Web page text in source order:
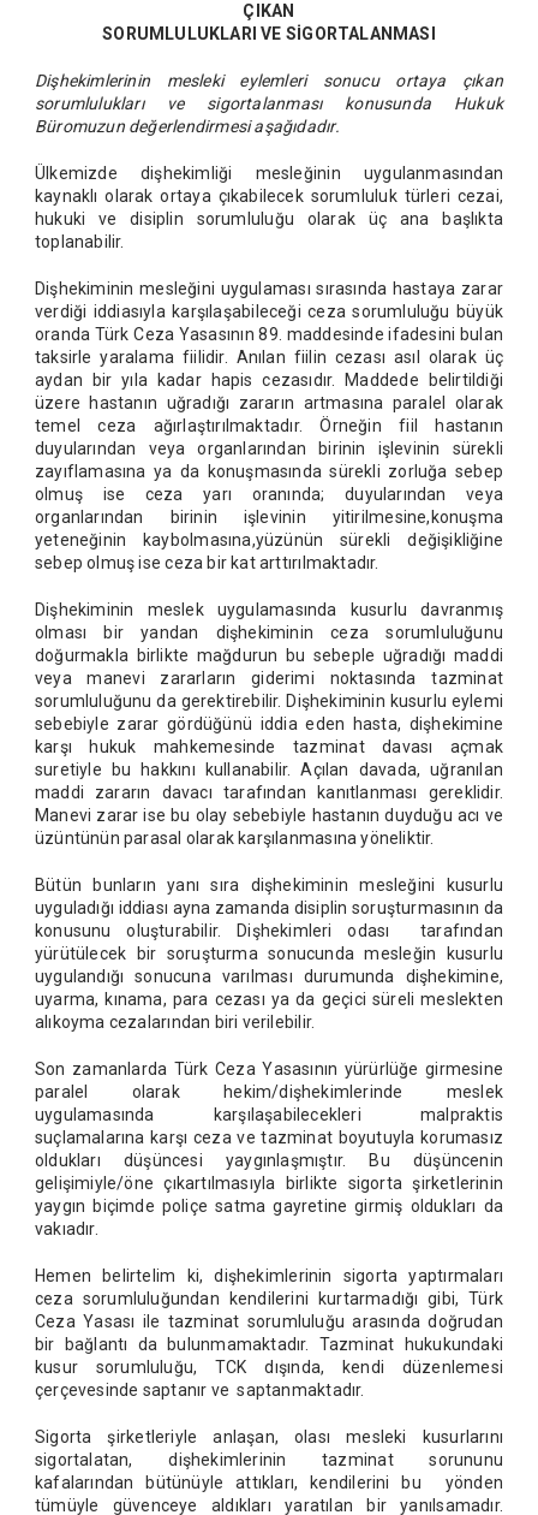
ÇIKAN
SORUMLULUKLARI VE SİGORTALANMASI
Dişhekimlerinin mesleki eylemleri sonucu ortaya çıkan
sorumlulukları ve sigortalanması konusunda Hukuk
Büromuzun değerlendirmesi aşağıdadır.
Ülkemizde dişhekimliği mesleğinin uygulanmasından
kaynaklı olarak ortaya çıkabilecek sorumluluk türleri cezai,
hukuki ve disiplin sorumluluğu olarak üç ana başlıkta
toplanabilir.
Dişhekiminin mesleğini uygulaması sırasında hastaya zarar
verdiği iddiasıyla karşılaşabileceği ceza sorumluluğu büyük
oranda Türk Ceza Yasasının 89. maddesinde ifadesini bulan
taksirle yaralama fiilidir. Anılan fiilin cezası asıl olarak üç
aydan bir yıla kadar hapis cezasıdır. Maddede belirtildiği
üzere hastanın uğradığı zararın artmasına paralel olarak
temel ceza ağırlaştırılmaktadır. Örneğin fiil hastanın
duyularından veya organlarından birinin işlevinin sürekli
zayıflamasına ya da konuşmasında sürekli zorluğa sebep
olmuş ise ceza yarı oranında; duyularından veya
organlarından birinin işlevinin yitirilmesine,konuşma
yeteneğinin kaybolmasına,yüzünün sürekli değişikliğine
sebep olmuş ise ceza bir kat arttırılmaktadır.
Dişhekiminin meslek uygulamasında kusurlu davranmış
olması bir yandan dişhekiminin ceza sorumluluğunu
doğurmakla birlikte mağdurun bu sebeple uğradığı maddi
veya manevi zararların giderimi noktasında tazminat
sorumluluğunu da gerektirebilir. Dişhekiminin kusurlu eylemi
sebebiyle zarar gördüğünü iddia eden hasta, dişhekimine
karşı hukuk mahkemesinde tazminat davası açmak
suretiyle bu hakkını kullanabilir. Açılan davada, uğranılan
maddi zararın davacı tarafından kanıtlanması gereklidir.
Manevi zarar ise bu olay sebebiyle hastanın duyduğu acı ve
üzüntünün parasal olarak karşılanmasına yöneliktir.
Bütün bunların yanı sıra dişhekiminin mesleğini kusurlu
uyguladığı iddiası ayna zamanda disiplin soruşturmasının da
konusunu oluşturabilir. Dişhekimleri odası tarafından
yürütülecek bir soruşturma sonucunda mesleğin kusurlu
uygulandığı sonucuna varılması durumunda dişhekimine,
uyarma, kınama, para cezası ya da geçici süreli meslekten
alıkoyma cezalarından biri verilebilir.
Son zamanlarda Türk Ceza Yasasının yürürlüğe girmesine
paralel olarak hekim/dişhekimlerinde meslek
uygulamasında karşılaşabilecekleri malpraktis
suçlamalarına karşı ceza ve tazminat boyutuyla korumasız
oldukları düşüncesi yaygınlaşmıştır. Bu düşüncenin
gelişimiyle/öne çıkartılmasıyla birlikte sigorta şirketlerinin
yaygın biçimde poliçe satma gayretine girmiş oldukları da
vakıadır.
Hemen belirtelim ki, dişhekimlerinin sigorta yaptırmaları
ceza sorumluluğundan kendilerini kurtarmadığı gibi, Türk
Ceza Yasası ile tazminat sorumluluğu arasında doğrudan
bir bağlantı da bulunmamaktadır. Tazminat hukukundaki
kusur sorumluluğu, TCK dışında, kendi düzenlemesi
çerçevesinde saptanır ve saptanmaktadır.
Sigorta şirketleriyle anlaşan, olası mesleki kusurlarını
sigortalatan, dişhekimlerinin tazminat sorununu
kafalarından bütünüyle attıkları, kendilerini bu yönden
tümüyle güvenceye aldıkları yaratılan bir yanılsamadır.